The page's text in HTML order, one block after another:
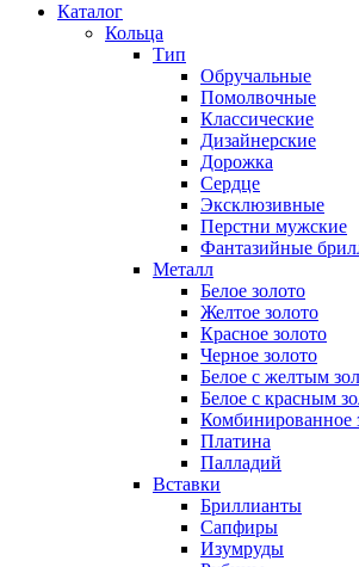
Каталог
Кольца
Тип
Обручальные
Помолвочные
Классические
Дизайнерские
Дорожка
Сердце
Эксклюзивные
Перстни мужские
Фантазийные
Металл
Белое золото
Желтое золото
Красное золото
Черное золото
Белое с желтым
Белое с красным
Комбинированное
Платина
Палладий
Вставки
Бриллианты
Сапфиры
Изумруды